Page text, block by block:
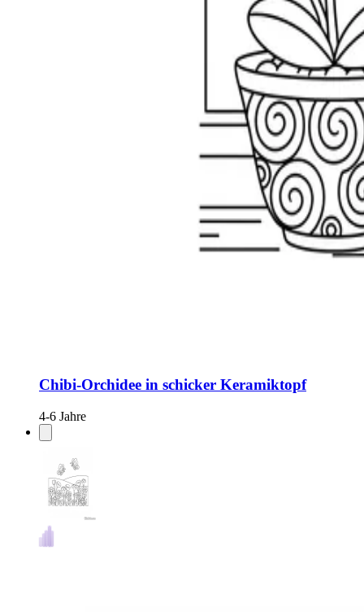
Chibi-Orchidee in schicker Keramiktopf
4-6 Jahre